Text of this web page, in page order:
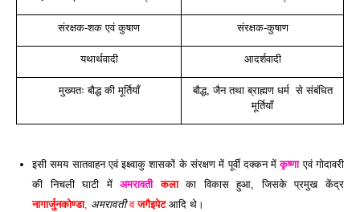
संरक्षक-शक एवं कुषाण संरक्षक-कुषाण
यथार्थवादी आदर्शवादी
मुख्यतः बौद्ध की मूर्तियाँ
बौद्ध, जैन तथा ब्राह्मण धर्म से संबंधित
मूर्तियाँ
इसी समय सातवाहन एवं इक्ष्वाकु शासकों के संरक्षण में पूर्वी दक्कन मेंकृष्णाएवं गोदावरी
की निचली घाटी मेंअमरावतीकलाका विकास हुआ, जिसके प्रमुख केंद्र
नागार्जुनकोण्डा, अमरावतीवजगैइपेट आदि थे।